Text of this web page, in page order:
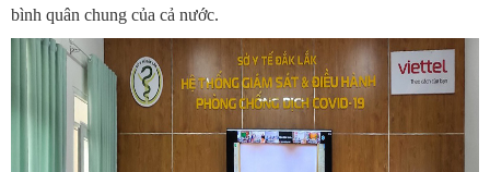
bình quân chung của cả nước.